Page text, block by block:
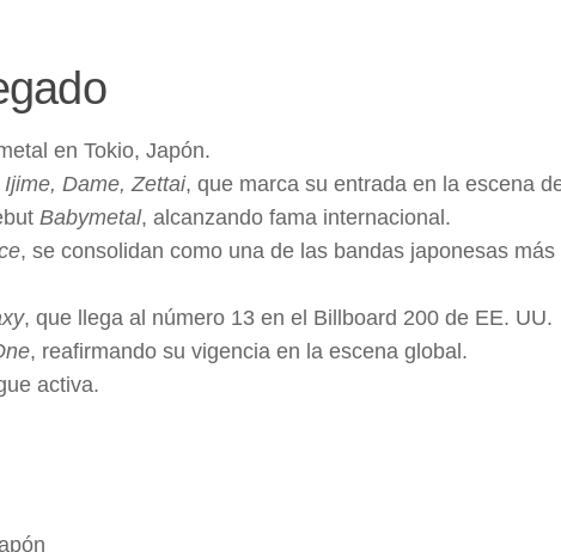
en Tokio, Japón.
Ijime, Dame, Zettai, que marca su entrada en la escena
Babymetal, alcanzando fama internacional.
, se consolidan como una de las bandas japonesas
, que llega al número 13 en el Billboard 200 de EE. UU.
, reafirmando su vigencia en la escena global.
activa.